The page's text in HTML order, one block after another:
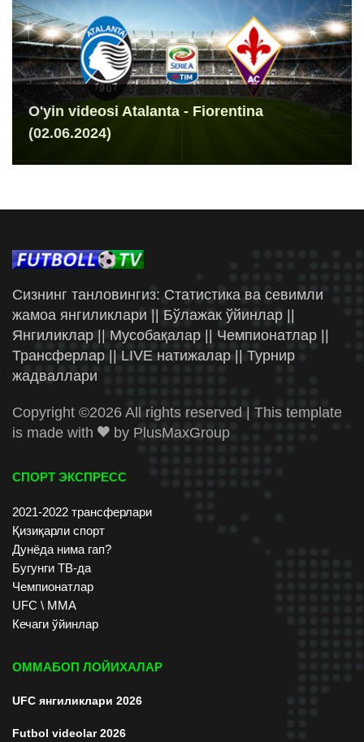
O'yin videosi Atalanta - Fiorentina
(02.06.2024)
Сизнинг танловингиз: Статистика ва севимли
жамоа янгиликлари || Бўлажак ўйинлар ||
Янгиликлар || Мусобақалар || Чемпионатлар ||
Трансферлар || LIVE натижалар || Турнир
жадваллари
Copyright ©2026 All rights reserved | This template
is made with
by PlusMaxGroup
СПОРТ ЭКСПРЕСС
2021-2022 трансферлари
Қизиқарли спорт
Дунёда нима гап?
Бугунги ТВ-да
Чемпионатлар
UFC \ ММА
Кечаги ўйинлар
ОММАБОП ЛОЙИХАЛАР
UFC янгиликлари 2026
Futbol videolar 2026